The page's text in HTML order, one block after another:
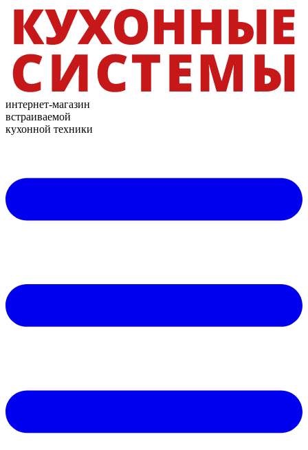
интернет-магазин
встраиваемой
кухонной техники